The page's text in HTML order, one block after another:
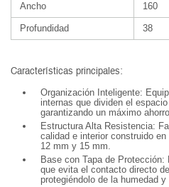
Ancho 160
Profundidad 38
Características principales:
Organización Inteligente:
internas que dividen el
garantizando un máximo
Estructura Alta Resistencia:
calidad e interior construido
12 mm y 15 mm.
Base con Tapa de
que evita el contacto directo
protegiéndolo de la humedad